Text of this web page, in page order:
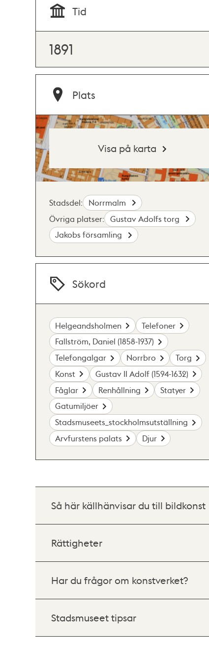
Tid
1891
Plats
Visa på karta
Stadsdel:
Norrmalm
Övriga platser:
Gustav Adolfs torg
Jakobs församling
Sökord
Helgeandsholmen
Telefoner
Fallström, Daniel (1858-1937)
Telefongalgar
Norrbro
Torg
Konst
Gustav II Adolf (1594-1632)
Fåglar
Renhållning
Statyer
Gatumiljöer
Stadsmuseets_stockholmsutställning
Arvfurstens palats
Djur
Så här källhänvisar du till bildkonst
Rättigheter
Har du frågor om konstverket?
Stadsmuseet tipsar